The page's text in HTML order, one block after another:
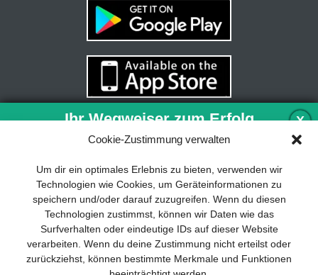
Cookie-Zustimmung verwalten
Um dir ein optimales Erlebnis zu bieten, verwenden wir
Technologien wie Cookies, um Geräteinformationen zu
speichern und/oder darauf zuzugreifen. Wenn du diesen
Technologien zustimmst, können wir Daten wie das
Surfverhalten oder eindeutige IDs auf dieser Website
verarbeiten. Wenn du deine Zustimmung nicht erteilst oder
zurückziehst, können bestimmte Merkmale und Funktionen
X
Ihr Wegweiser zum Erfolg
nachhaltigen Geschäftsmodells sind für
jedes Unternehmen unverzichtbar. Das
Business Model Canvas hilft, sich dabei
auf das Wesentliche zu konzentrieren
und stets im Blick zu behalten, worauf es
wirklich ankommt.